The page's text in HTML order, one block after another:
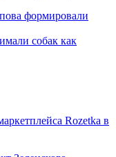
формировали
собак как
Rozetka в